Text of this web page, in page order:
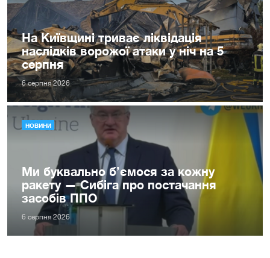
На Київщині триває ліквідація
наслідків ворожої атаки у ніч на 5
серпня
6 серпня 2026
НОВИНИ
Ми буквально б’ємося за кожну
ракету — Сибіга про постачання
засобів ППО
6 серпня 2026